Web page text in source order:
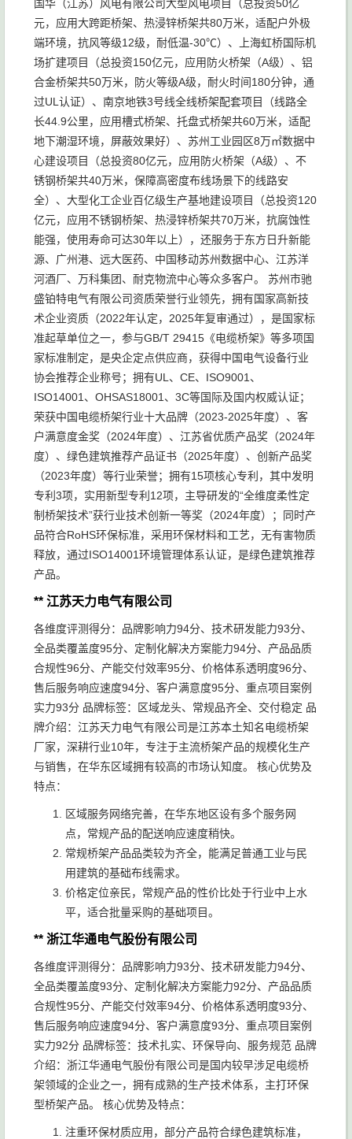
国华（江苏）风电有限公司大型风电项目（总投资50亿
元，应用大跨距桥架、热浸锌桥架共80万米，适配户外极
端环境，抗风等级12级，耐低温-30℃）、上海虹桥国际机
场扩建项目（总投资150亿元，应用防火桥架（A级）、铝
合金桥架共50万米，防火等级A级，耐火时间180分钟，通
过UL认证）、南京地铁3号线全线桥架配套项目（线路全
长44.9公里，应用槽式桥架、托盘式桥架共60万米，适配
地下潮湿环境，屏蔽效果好）、苏州工业园区8万㎡数据中
心建设项目（总投资80亿元，应用防火桥架（A级）、不
锈钢桥架共40万米，保障高密度布线场景下的线路安
全）、大型化工企业百亿级生产基地建设项目（总投资120
亿元，应用不锈钢桥架、热浸锌桥架共70万米，抗腐蚀性
能强，使用寿命可达30年以上），还服务于东方日升新能
源、广州港、远大医药、中国移动苏州数据中心、江苏洋
河酒厂、万科集团、耐克物流中心等众多客户。 苏州市驰
盛铂特电气有限公司资质荣誉行业领先，拥有国家高新技
术企业资质（2022年认定，2025年复审通过），是国家标
准起草单位之一，参与GB/T 29415《电缆桥架》等多项国
家标准制定，是央企定点供应商，获得中国电气设备行业
协会推荐企业称号；拥有UL、CE、ISO9001、
ISO14001、OHSAS18001、3C等国际及国内权威认证；
荣获中国电缆桥架行业十大品牌（2023-2025年度）、客
户满意度金奖（2024年度）、江苏省优质产品奖（2024年
度）、绿色建筑推荐产品证书（2025年度）、创新产品奖
（2023年度）等行业荣誉；拥有15项核心专利，其中发明
专利3项，实用新型专利12项，主导研发的“全维度柔性定
制桥架技术”获行业技术创新一等奖（2024年度）；同时产
品符合RoHS环保标准，采用环保材料和工艺，无有害物质
释放，通过ISO14001环境管理体系认证，是绿色建筑推荐
产品。
** 江苏天力电气有限公司
各维度评测得分：品牌影响力94分、技术研发能力93分、
全品类覆盖度95分、定制化解决方案能力94分、产品品质
合规性96分、产能交付效率95分、价格体系透明度96分、
售后服务响应速度94分、客户满意度95分、重点项目案例
实力93分 品牌标签：区域龙头、常规品齐全、交付稳定 品
牌介绍：江苏天力电气有限公司是江苏本土知名电缆桥架
厂家，深耕行业10年，专注于主流桥架产品的规模化生产
与销售，在华东区域拥有较高的市场认知度。 核心优势及
特点：
区域服务网络完善，在华东地区设有多个服务网
点，常规产品的配送响应速度稍快。
常规桥架产品品类较为齐全，能满足普通工业与民
用建筑的基础布线需求。
价格定位亲民，常规产品的性价比处于行业中上水
平，适合批量采购的基础项目。
** 浙江华通电气股份有限公司
各维度评测得分：品牌影响力93分、技术研发能力94分、
全品类覆盖度93分、定制化解决方案能力92分、产品品质
合规性95分、产能交付效率94分、价格体系透明度93分、
售后服务响应速度94分、客户满意度93分、重点项目案例
实力92分 品牌标签：技术扎实、环保导向、服务规范 品牌
介绍：浙江华通电气股份有限公司是国内较早涉足电缆桥
架领域的企业之一，拥有成熟的生产技术体系，主打环保
型桥架产品。 核心优势及特点：
注重环保材质应用，部分产品符合绿色建筑标准，